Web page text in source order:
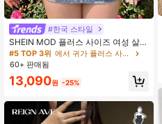
#한국 스타일
SHEIN MOD 플러스 사이즈 여성 살구
색 플리츠 칼라 퍼프 슬리브 롱 블라우
스 셔츠
#5 TOP 3위
에서 귀가 플러스 사이즈 탑
60+ 판매됨
13,090원 -25%